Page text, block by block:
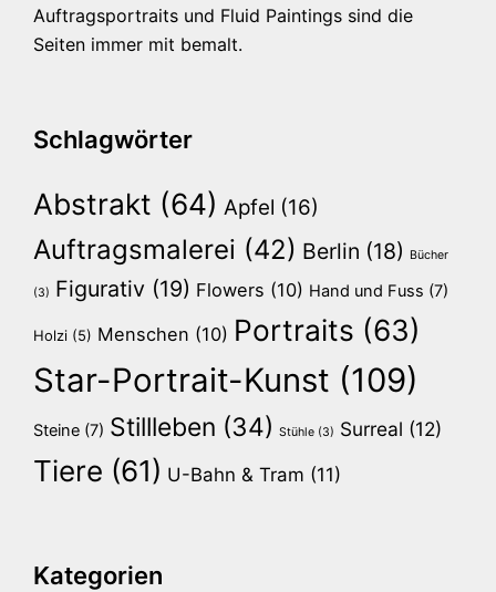
Auftragsportraits und Fluid Paintings sind die
Seiten immer mit bemalt.
Schlagwörter
Abstrakt (64) Apfel (16)
Auftragsmalerei (42) Berlin (18) Bücher
(3) Figurativ (19) Flowers (10) Hand und Fuss (7)
Holzi (5) Menschen (10) Portraits (63)
Star-Portrait-Kunst (109)
Steine (7) Stillleben (34) Stühle (3) Surreal (12)
Tiere (61) U-Bahn & Tram (11)
Kategorien